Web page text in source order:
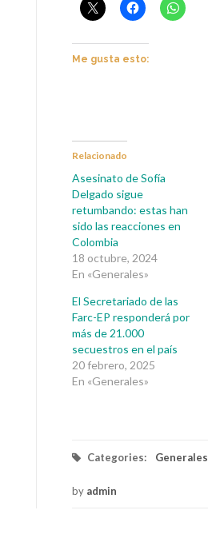
Me gusta esto:
Relacionado
Asesinato de Sofía
Delgado sigue
retumbando: estas han
sido las reacciones en
Colombia
18 octubre, 2024
En «Generales»
El Secretariado de las
Farc-EP responderá por
más de 21.000
secuestros en el país
20 febrero, 2025
En «Generales»
Categories: Generales
by admin